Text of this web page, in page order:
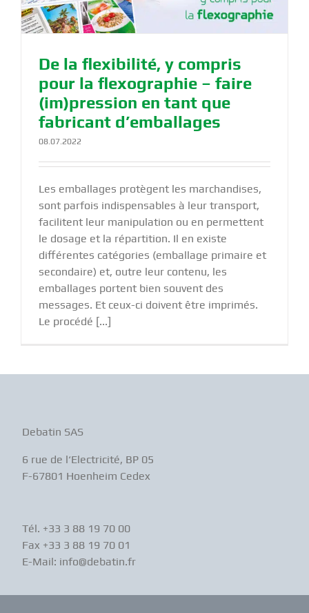
De la flexibilité, y compris
pour la flexographie – faire
(im)pression en tant que
fabricant d’emballages
08.07.2022
Les emballages protègent les marchandises,
sont parfois indispensables à leur transport,
facilitent leur manipulation ou en permettent
le dosage et la répartition. Il en existe
différentes catégories (emballage primaire et
secondaire) et, outre leur contenu, les
emballages portent bien souvent des
messages. Et ceux-ci doivent être imprimés.
Le procédé [...]
Debatin SAS
6 rue de l‘Electricité, BP 05
F-67801 Hoenheim Cedex
Tél. +33 3 88 19 70 00
Fax +33 3 88 19 70 01
E-Mail: info@debatin.fr